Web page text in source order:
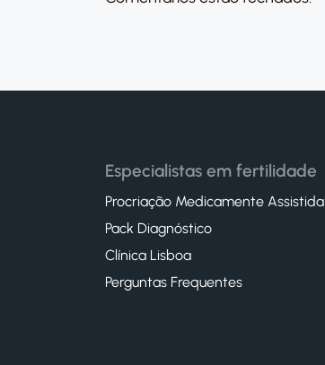
Especialistas em fertilidade
Procriação Medicamente Assistida
Pack Diagnóstico
Clínica Lisboa
Perguntas Frequentes